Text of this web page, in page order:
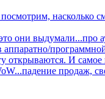
насколько
они выдумали...про
аппаратно/
И самое
продаж,